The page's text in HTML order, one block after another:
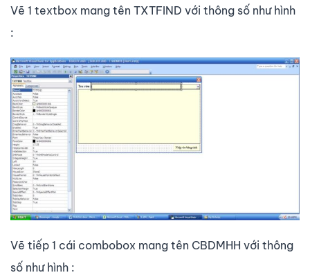
Vẽ 1 textbox mang tên TXTFIND với thông số như hình
:
Vẽ tiếp 1 cái combobox mang tên CBDMHH với thông
số như hình :